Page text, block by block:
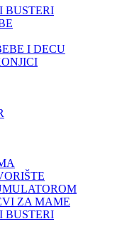
BUSTERI
I DECU
ZA MAME
BUSTERI